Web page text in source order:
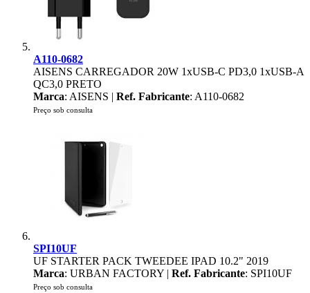
A110-0682
AISENS CARREGADOR 20W 1xUSB-C PD3,0 1xUSB-A
QC3,0 PRETO
Marca: AISENS | Ref. Fabricante: A110-0682
Preço sob consulta
SPI10UF
UF STARTER PACK TWEEDEE IPAD 10.2" 2019
Marca: URBAN FACTORY | Ref. Fabricante: SPI10UF
Preço sob consulta